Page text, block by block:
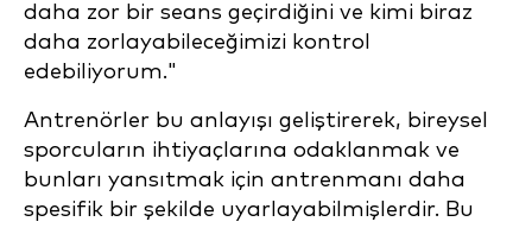
daha zor bir seans geçirdiğini ve kimi biraz
daha zorlayabileceğimizi kontrol
edebiliyorum."
Antrenörler bu anlayışı geliştirerek, bireysel
sporcuların ihtiyaçlarına odaklanmak ve
bunları yansıtmak için antrenmanı daha
spesifik bir şekilde uyarlayabilmişlerdir. Bu